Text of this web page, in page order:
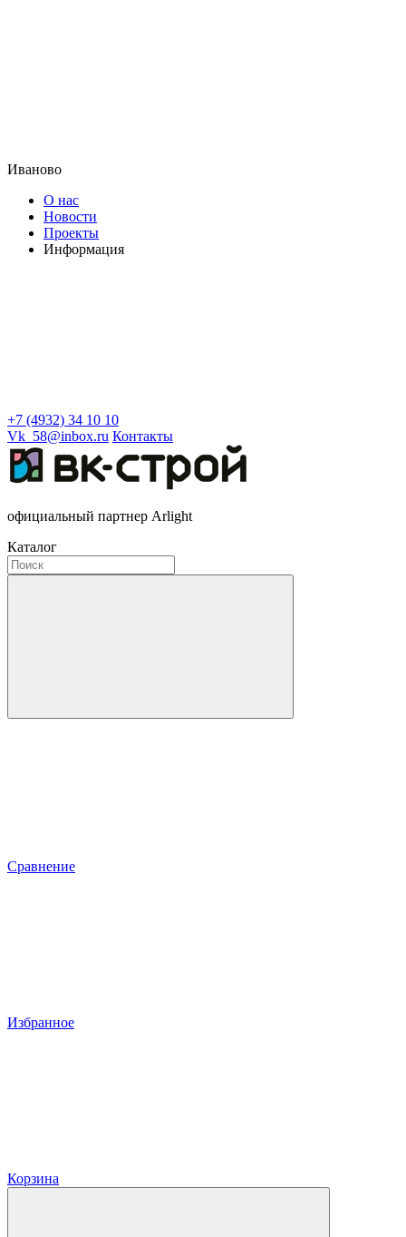
Иваново
О нас
Новости
Проекты
Информация
+7 (4932) 34 10 10
Vk_58@inbox.ru Контакты
официальный партнер Arlight
Каталог
Сравнение
Избранное
Корзина